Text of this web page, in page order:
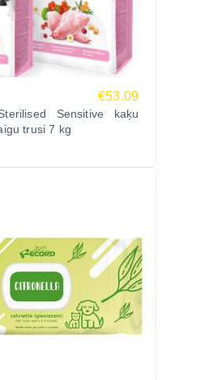
€53.09
Sensitive kaķu
trusi 7 kg